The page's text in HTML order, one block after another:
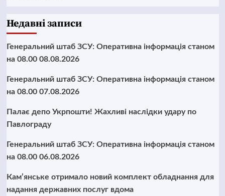
Недавні записи
Генеральний штаб ЗСУ: Оперативна інформація станом
на 08.00 08.08.2026
Генеральний штаб ЗСУ: Оперативна інформація станом
на 08.00 07.08.2026
Палає депо Укрпошти! Жахливі наслідки удару по
Павлограду
Генеральний штаб ЗСУ: Оперативна інформація станом
на 08.00 06.08.2026
Кам’янське отримало новий комплект обладнання для
надання державних послуг вдома